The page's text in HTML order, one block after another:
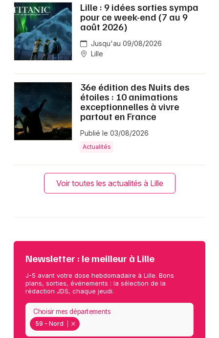
Lille : 9 idées sorties sympa
pour ce week-end (7 au 9
août 2026)
Jusqu'au 09/08/2026
Lille
36e édition des Nuits des
étoiles : 10 animations
exceptionnelles à vivre
partout en France
Publié le 03/08/2026
Actualités
Voir toutes les actualités à Lille
Newsletter : le meilleur à Lille
J-5 avant votre dose hebdomadaire à Lille. Bons
plans, sorties, événements : la sélection de la
rédaction JDS, chaque jeudi.
59 - Nord
Choisir mes départements